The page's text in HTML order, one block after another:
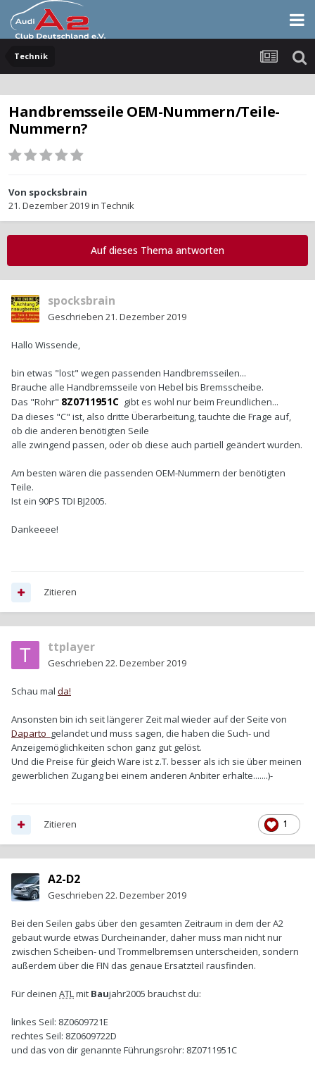
Technik
Handbremsseile OEM-Nummern/Teile-
Nummern?
Von spocksbrain
21. Dezember 2019in Technik
Auf dieses Thema antworten
spocksbrain
Geschrieben 21. Dezember 2019
Hallo Wissende,
bin etwas "lost" wegen passenden Handbremsseilen...
Brauche alle Handbremsseile von Hebel bis Bremsscheibe.
Das "Rohr" 8Z0711951C gibt es wohl nur beim Freundlichen...
Da dieses "C" ist, also dritte Überarbeitung, tauchte die Frage auf,
ob die anderen benötigten Seile
alle zwingend passen, oder ob diese auch partiell geändert wurden.
Am besten wären die passenden OEM-Nummern der benötigten
Teile.
Ist ein 90PS TDI BJ2005.
Dankeeee!
Zitieren
ttplayer
Geschrieben 22. Dezember 2019
Schau mal da!
Ansonsten bin ich seit längerer Zeit mal wieder auf der Seite von
Daparto gelandet und muss sagen, die haben die Such- und
Anzeigemöglichkeiten schon ganz gut gelöst.
Und die Preise für gleich Ware ist z.T. besser als ich sie über meinen
gewerblichen Zugang bei einem anderen Anbiter erhalte.......)-
1
Zitieren
A2-D2
Geschrieben 22. Dezember 2019
Bei den Seilen gabs über den gesamten Zeitraum in dem der A2
gebaut wurde etwas Durcheinander, daher muss man nicht nur
zwischen Scheiben- und Trommelbremsen unterscheiden, sondern
außerdem über die FIN das genaue Ersatzteil rausfinden.
Für deinen ATLmit Baujahr2005 brauchst du:
linkes Seil: 8Z0609721E
rechtes Seil: 8Z0609722D
und das von dir genannte Führungsrohr: 8Z0711951C